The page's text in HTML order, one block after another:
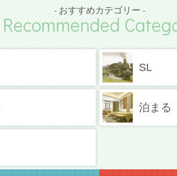
- おすすめカテゴリー -
Recommended
SL
泊まる